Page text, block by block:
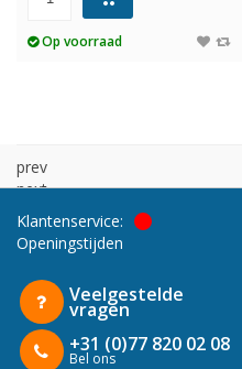
Op voorraad
prev
next
Klantenservice:
Openingstijden
Veelgestelde
vragen
+31 (0)77 820 02 08
Bel ons